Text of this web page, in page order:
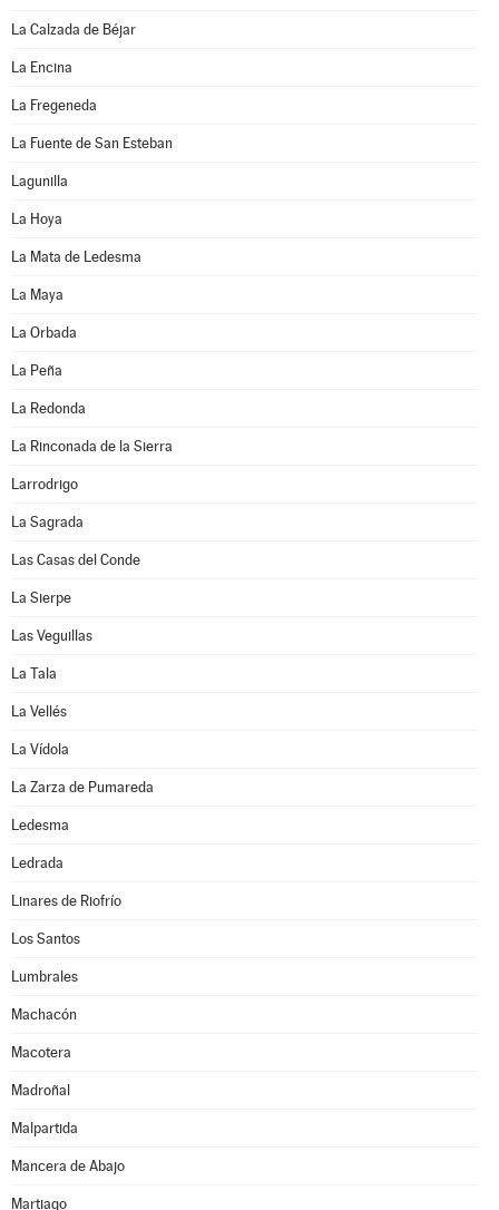
La Calzada de Béjar
La Encina
La Fregeneda
La Fuente de San Esteban
Lagunilla
La Hoya
La Mata de Ledesma
La Maya
La Orbada
La Peña
La Redonda
La Rinconada de la Sierra
Larrodrigo
La Sagrada
Las Casas del Conde
La Sierpe
Las Veguillas
La Tala
La Vellés
La Vídola
La Zarza de Pumareda
Ledesma
Ledrada
Linares de Riofrío
Los Santos
Lumbrales
Machacón
Macotera
Madroñal
Malpartida
Mancera de Abajo
Martiago